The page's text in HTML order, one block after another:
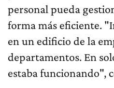
personal pueda
forma más eficiente.
en un edificio de la
departamentos. En
estaba funcionando",